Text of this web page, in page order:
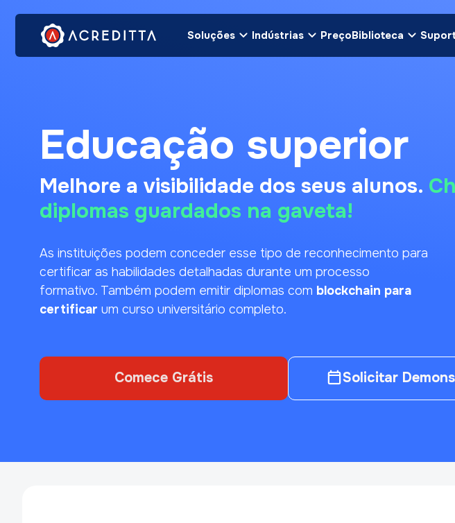
Soluções Indústrias PreçoBiblioteca
Educação superior
Melhore a visibilidade dos seus alunos.
diplomas guardados na gaveta!
As instituições podem conceder esse tipo de reconhecimento para
certificar as habilidades detalhadas durante um processo
formativo. Também podem emitir diplomas com blockchain para
certificar um curso universitário completo.
Comece Grátis Solicitar